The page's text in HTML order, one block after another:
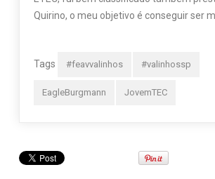
Quirino, o meu objetivo é conseguir ser
Tags #feavvalinhos #valinhossp
EagleBurgmann JovemTEC